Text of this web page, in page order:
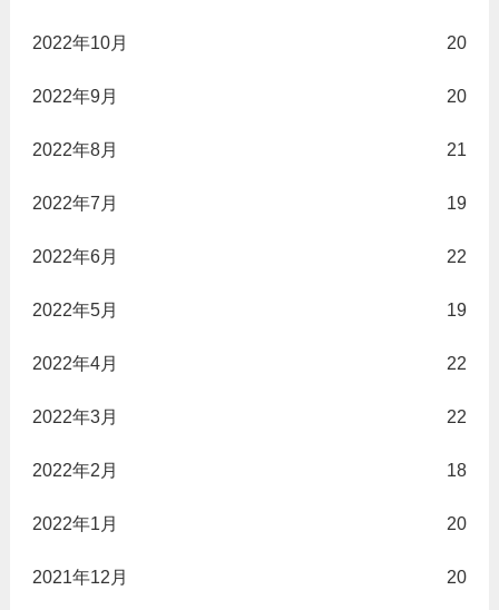
2022年10月 20
2022年9月 20
2022年8月 21
2022年7月 19
2022年6月 22
2022年5月 19
2022年4月 22
2022年3月 22
2022年2月 18
2022年1月 20
2021年12月 20